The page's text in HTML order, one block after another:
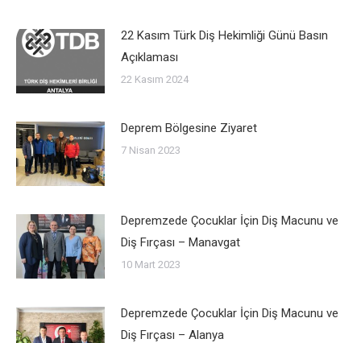
22 Kasım Türk Diş Hekimliği Günü Basın
Açıklaması
22 Kasım 2024
Deprem Bölgesine Ziyaret
7 Nisan 2023
Depremzede Çocuklar İçin Diş Macunu ve
Diş Fırçası – Manavgat
10 Mart 2023
Depremzede Çocuklar İçin Diş Macunu ve
Diş Fırçası – Alanya